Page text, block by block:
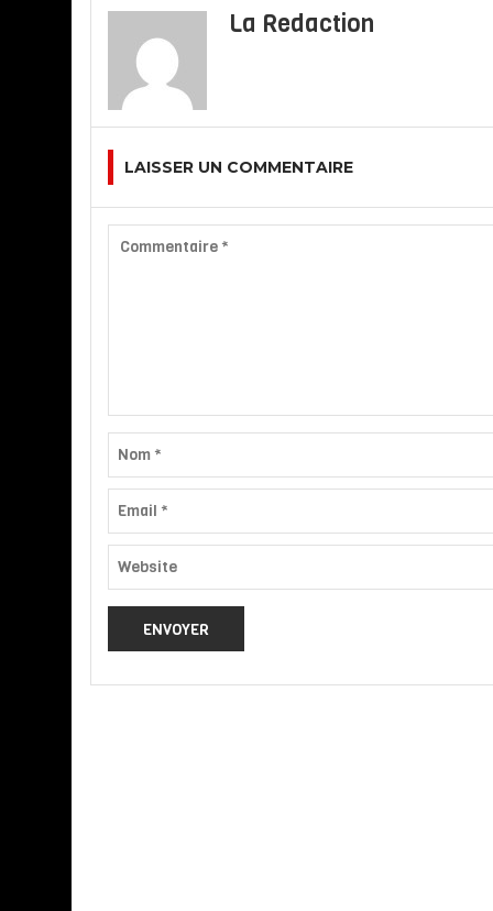
La Redaction
LAISSER UN COMMENTAIRE